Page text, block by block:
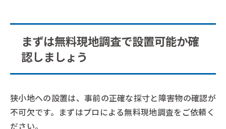
まずは無料現地調査で設置可能か確
認しましょう
狭小地への設置は、事前の正確な採寸と障害物の確認が
不可欠です。まずはプロによる無料現地調査をご依頼く
ださい。